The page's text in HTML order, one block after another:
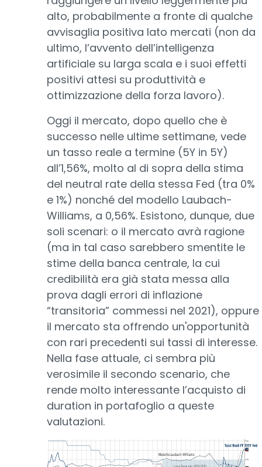
alto, probabilmente a fronte di qualche
avvisaglia positiva lato mercati (non da
ultimo, l’avvento dell’intelligenza
artificiale su larga scala e i suoi effetti
positivi attesi su produttività e
ottimizzazione della forza lavoro).
Oggi il mercato, dopo quello che è
successo nelle ultime settimane, vede
un tasso reale a termine (5Y in 5Y)
all’1,56%, molto al di sopra della stima
del neutral rate della stessa Fed (tra 0%
e 1%) nonché del modello Laubach-
Williams, a 0,56%. Esistono, dunque, due
soli scenari: o il mercato avrà ragione
(ma in tal caso sarebbero smentite le
stime della banca centrale, la cui
credibilità era già stata messa alla
prova dagli errori di inflazione
“transitoria” commessi nel 2021), oppure
il mercato sta offrendo un'opportunità
con rari precedenti sui tassi di interesse.
Nella fase attuale, ci sembra più
verosimile il secondo scenario, che
rende molto interessante l’acquisto di
duration in portafoglio a queste
valutazioni.